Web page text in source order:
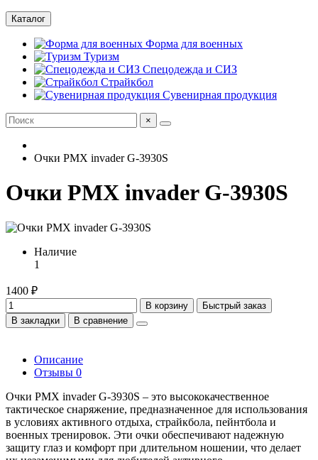
Каталог
Форма для военных
Туризм
Спецодежда и СИЗ
Страйкбол
Сувенирная продукция
×
Очки PMX invader G-3930S
Очки PMX invader G-3930S
Наличие
1
1400 ₽
В корзину
Быстрый заказ
В закладки
В сравнение
Описание
Отзывы 0
Очки PMX invader G-3930S – это высококачественное
тактическое снаряжение, предназначенное для использования
в условиях активного отдыха, страйкбола, пейнтбола и
военных тренировок. Эти очки обеспечивают надежную
защиту глаз и комфорт при длительном ношении, что делает